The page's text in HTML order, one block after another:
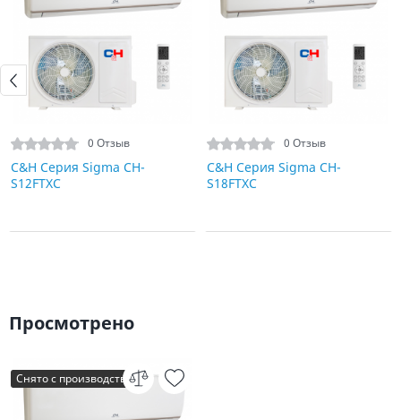
0 Отзыв
C&H Серия Sigma CH-
S12FTXС
0 Отзыв
C&H Серия Sigma CH-
S18FTXC
Просмотрено
Снято с производства